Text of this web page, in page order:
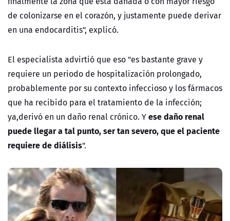
de colonizarse en el corazón, y justamente puede derivar
en una endocarditis", explicó.
El especialista advirtió que eso "es bastante grave y
requiere un periodo de hospitalización prolongado,
probablemente por su contexto infeccioso y los fármacos
que ha recibido para el tratamiento de la infección;
ya,derivó en un daño renal crónico. Yese daño renal
puede llegar a tal punto, ser tan severo, que el paciente
requiere de diálisis".